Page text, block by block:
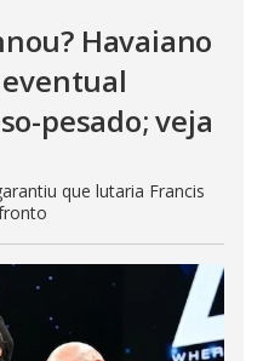
Havaiano
pesado; veja
que lutaria Francis